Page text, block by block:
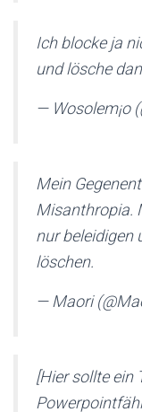
Ich blocke ja
und lösche
— Wosolem¡o
Mein
Misanthropia.
nur beleidigen
löschen.
— Maori
[Hier sollte ein